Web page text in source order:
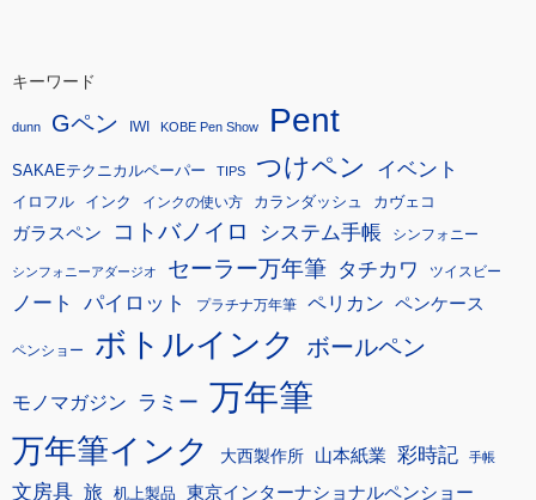
キーワード
dunn Gペン IWI KOBE Pen Show Pent
SAKAEテクニカルペーパー TIPS つけペン イベント
イロフル インク インクの使い方 カランダッシュ カヴェコ
ガラスペン コトバノイロ システム手帳 シンフォニー
シンフォニーアダージオ セーラー万年筆 タチカワ ツイスビー
ノート パイロット プラチナ万年筆 ペリカン ペンケース
ペンショー ボトルインク ボールペン
モノマガジン ラミー 万年筆
万年筆インク 大西製作所 山本紙業 彩時記 手帳
文房具 旅 机上製品 東京インターナショナルペンショー